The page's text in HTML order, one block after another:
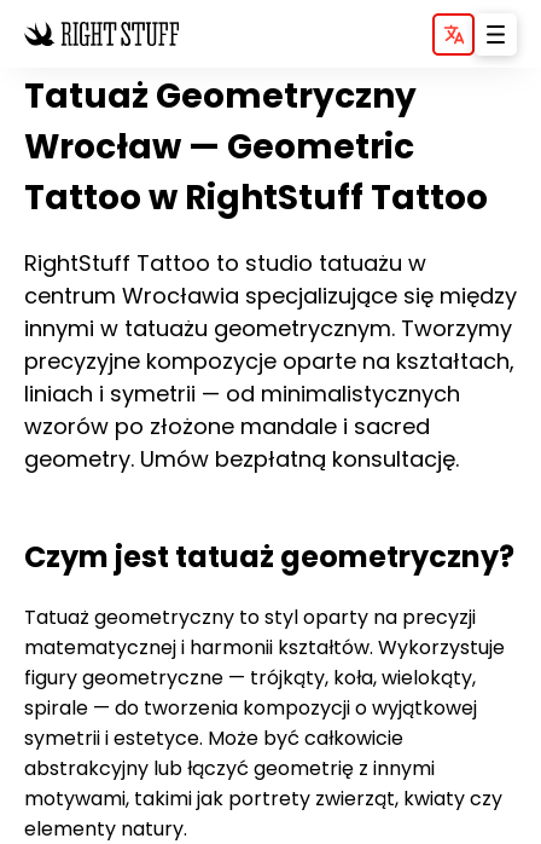
Tatuaż Geometryczny
Wrocław — Geometric
Tattoo w RightStuff Tattoo
RightStuff Tattoo to studio tatuażu w
centrum Wrocławia specjalizujące się między
innymi w tatuażu geometrycznym. Tworzymy
precyzyjne kompozycje oparte na kształtach,
liniach i symetrii — od minimalistycznych
wzorów po złożone mandale i sacred
geometry. Umów bezpłatną konsultację.
Czym jest tatuaż geometryczny?
Tatuaż geometryczny to styl oparty na precyzji
matematycznej i harmonii kształtów. Wykorzystuje
figury geometryczne — trójkąty, koła, wielokąty,
spirale — do tworzenia kompozycji o wyjątkowej
symetrii i estetyce. Może być całkowicie
abstrakcyjny lub łączyć geometrię z innymi
motywami, takimi jak portrety zwierząt, kwiaty czy
elementy natury.